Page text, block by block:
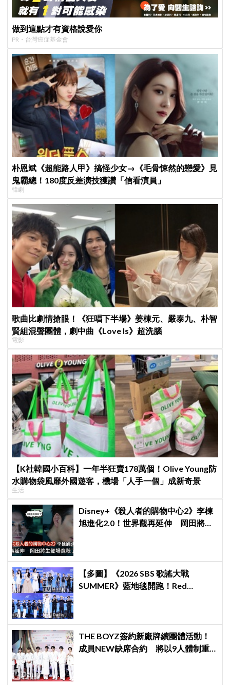
做到這點才有資格說愛你
PR・台灣癌症基金會
朴恩斌《超能路人甲》搞怪少女→《毛骨悚然的戀愛》見
鬼霸總！180度反差演技獲讚「信看演員」
韓劇
歌曲比劇情搶眼！《狂唱下半場》姜棟元、嚴泰九、朴智
賢組混聲團體，劇中曲《Love Is》超洗腦
電影
【K社韓國小百科】一年半狂賣178萬個！Olive Young防
水購物袋風靡外國遊客，機場「人手一個」成新奇景
生活
Disney+《殺人者的購物中心2》李棟
旭進化2.0！世界觀再延伸 岡田將生
【多圖】《2026 SBS 歌謠大戰
SUMMER》藍地毯開跑！Red
THE BOYZ簽約新廠牌續團體活動！
成員NEW缺席合約 將以9人體制重